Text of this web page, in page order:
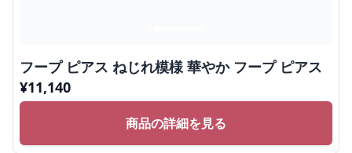
フープ ピアス ねじれ模様 華やか フープ ピアス
¥11,140
商品の詳細を見る